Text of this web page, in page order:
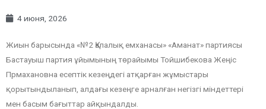
4 июня, 2026
Жиын барысында «№2 Қалалық емханасы» «Аманат» партиясы
Бастауыш партия ұйымының төрайымы Тойшибекова Жеңіс
Прмахановна есептік кезеңдегі атқарған жұмыстары
қорытындыланып, алдағы кезеңге арналған негізгі міндеттері
мен басым бағыттар айқындалды.